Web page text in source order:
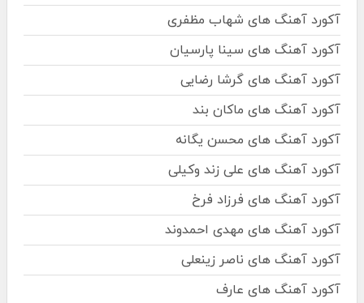
آکورد آهنگ های شهاب مظفری
آکورد آهنگ های سینا پارسیان
آکورد آهنگ های گرشا رضایی
آکورد آهنگ های ماکان بند
آکورد آهنگ های محسن یگانه
آکورد آهنگ های علی زند وکیلی
آکورد آهنگ های فرزاد فرخ
آکورد آهنگ های مهدی احمدوند
آکورد آهنگ های ناصر زینعلی
آکورد آهنگ های عارف